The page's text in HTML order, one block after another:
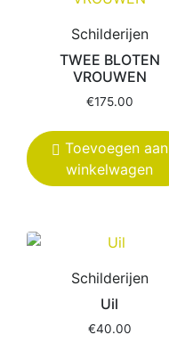
Schilderijen
TWEE BLOTEN
VROUWEN
€175.00
Toevoegen aan
winkelwagen
Schilderijen
Uil
€40.00